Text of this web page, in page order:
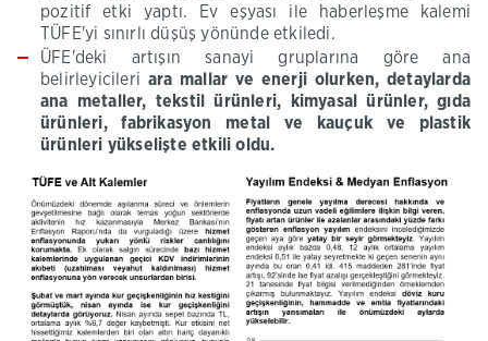
pozitif etki yaptı. Ev eşyası ile haberleşme kalemi
TÜFE'yi sınırlı düşüş yönünde etkiledi.
ÜFE'deki artışın sanayigruplarına göre ana
belirleyicileri ara mallar ve enerji olurken, detaylarda
ana metaller, tekstil ürünleri,
kimyasalürünler,gıda
ürünleri, fabrikasyon metal ve kauçuk ve plastik
ürünleri yükselişte etkili oldu.